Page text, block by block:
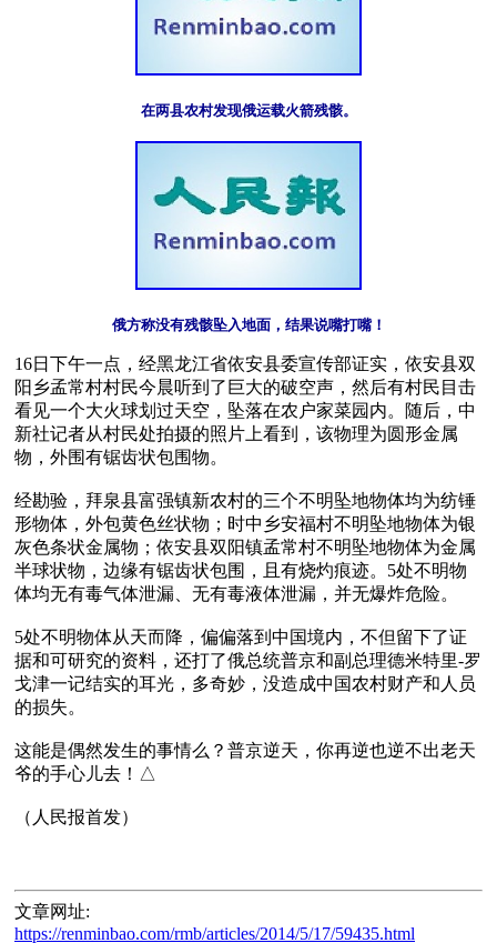
在两县农村发现俄运载火箭残骸。
俄方称没有残骸坠入地面，结果说嘴打嘴！
16日下午一点，经黑龙江省依安县委宣传部证实，依安县双
阳乡孟常村村民今晨听到了巨大的破空声，然后有村民目击
看见一个大火球划过天空，坠落在农户家菜园内。随后，中
新社记者从村民处拍摄的照片上看到，该物理为圆形金属
物，外围有锯齿状包围物。
经勘验，拜泉县富强镇新农村的三个不明坠地物体均为纺锤
形物体，外包黄色丝状物；时中乡安福村不明坠地物体为银
灰色条状金属物；依安县双阳镇孟常村不明坠地物体为金属
半球状物，边缘有锯齿状包围，且有烧灼痕迹。5处不明物
体均无有毒气体泄漏、无有毒液体泄漏，并无爆炸危险。
5处不明物体从天而降，偏偏落到中国境内，不但留下了证
据和可研究的资料，还打了俄总统普京和副总理德米特里-罗
戈津一记结实的耳光，多奇妙，没造成中国农村财产和人员
的损失。
这能是偶然发生的事情么？普京逆天，你再逆也逆不出老天
爷的手心儿去！△
文章网址:
https://renminbao.com/rmb/articles/2014/5/17/59435.html